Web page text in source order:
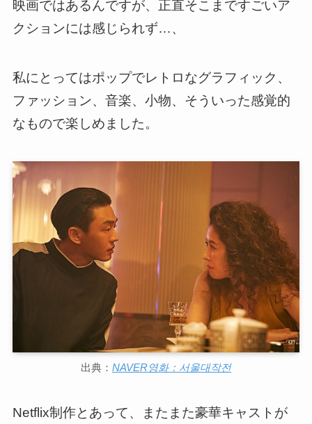
映画ではあるんですが、正直そこまですごいア
クションには感じられず…、
私にとってはポップでレトロなグラフィック、
ファッション、音楽、小物、そういった感覚的
なもので楽しめました。
出典： NAVER영화：서울대작전
Netflix制作とあって、またまた豪華キャストが